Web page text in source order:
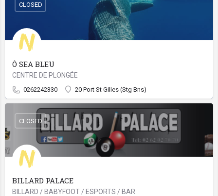
Ô SEA BLEU
CENTRE DE PLONGÉE
0262242330 20 Port St Gilles (Stg Bns)
CLOSED
BILLARD PALACE
BILLARD / BABYFOOT / ESPORTS / BAR
CLOSED